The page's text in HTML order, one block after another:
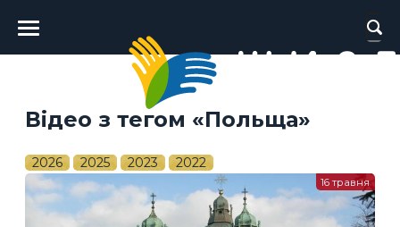
Головне
меню
Відео з тегом «Польща»
2026 2025 2023 2022
16 травня